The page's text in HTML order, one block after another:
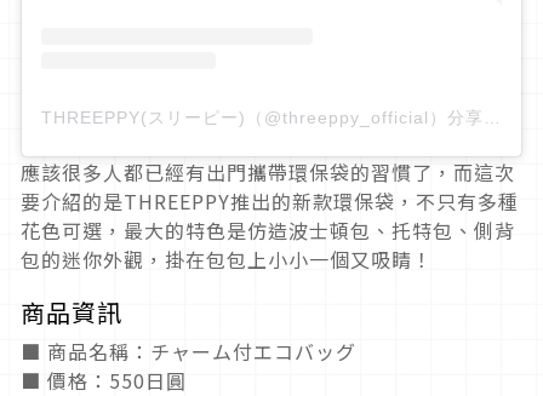
應該很多人都已經有出門攜帶環保袋的習慣了，而這次
要介紹的是THREEPPY推出的新款環保袋，不只有多種
花色可選，最大的特色是仿造波士頓包、托特包、側背
包的迷你外觀，掛在包包上小小一個又吸睛！
商品資訊
■ 商品名稱：チャーム付エコバッグ
■ 價格：550日圓